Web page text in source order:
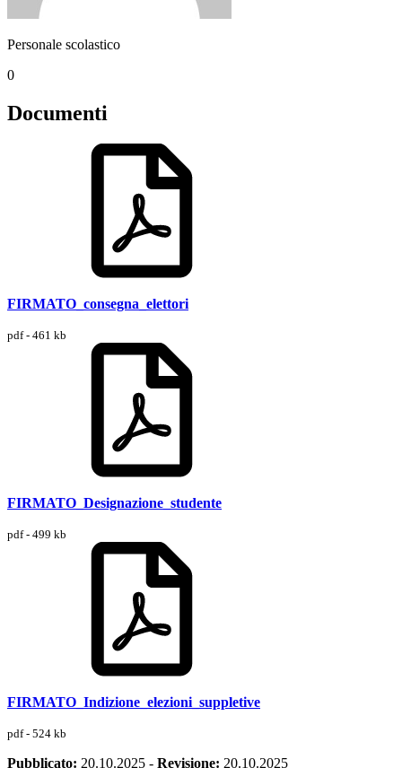
Personale scolastico
0
Documenti
FIRMATO_consegna_elettori
pdf - 461 kb
FIRMATO_Designazione_studente
pdf - 499 kb
FIRMATO_Indizione_elezioni_suppletive
pdf - 524 kb
Pubblicato: 20.10.2025 - Revisione: 20.10.2025